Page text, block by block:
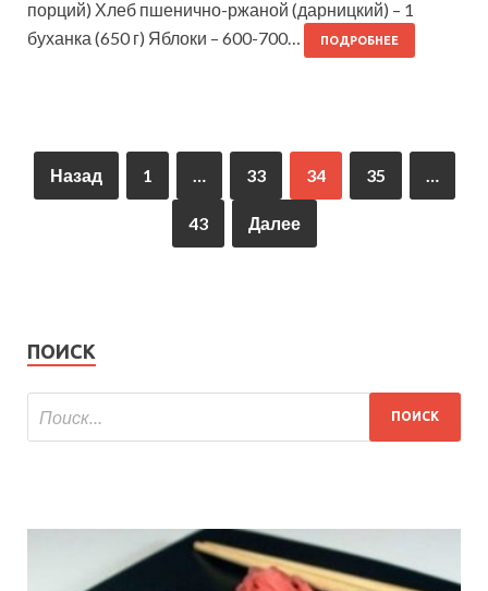
порций) Хлеб пшенично-ржаной (дарницкий) – 1
буханка (650 г) Яблоки – 600-700…
ПОДРОБНЕЕ
Назад 1 33 34 35
43 Далее
ПОИСК